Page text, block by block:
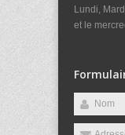
Lundi,
et le